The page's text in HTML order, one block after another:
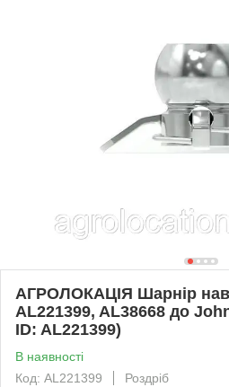
АГРОЛОКАЦІЯ Шарнір
AL221399, AL38668 до
ID: AL221399)
В наявності
Код: AL221399
Роздріб